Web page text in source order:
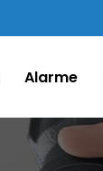
Alarme